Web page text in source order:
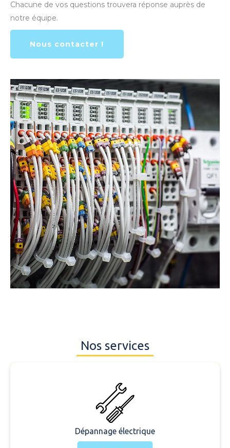
Chacune de vos questions trouvera réponse auprès de
notre équipe.
Nous contacter !
Nos services
Dépannage électrique